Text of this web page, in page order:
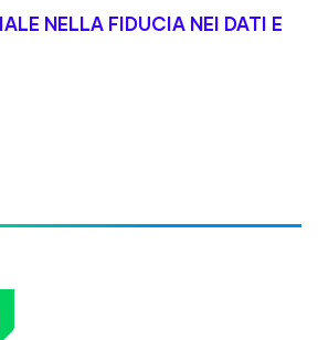
NELLA FIDUCIA NEI DATI E